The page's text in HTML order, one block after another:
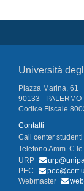
Università
Piazza Marina, 61
90133 - PALERMO
Codice Fiscale
Contatti
Call center studenti
Telefono Amm.
URP
PEC
Webmaster